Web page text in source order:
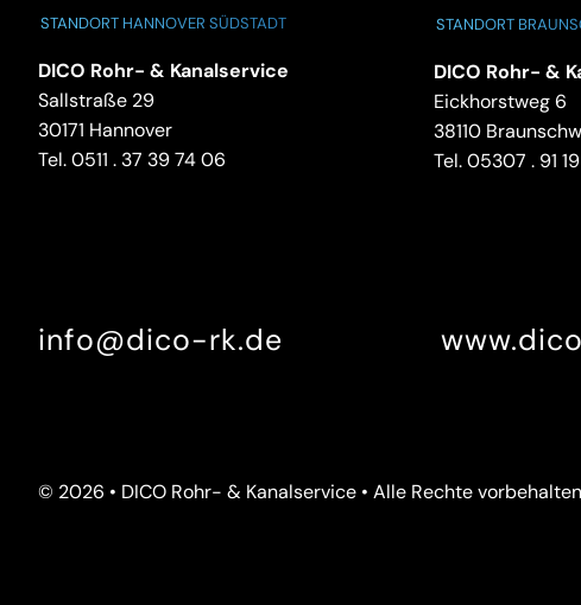
STANDORT HANNOVER SÜDSTADT
DICO Rohr- & Kanalservice
Sallstraße 29
30171 Hannover
Tel.0511 . 37 39 74 06
STANDORT
DICO Rohr- &
Eickhorstweg 6
38110
Tel. 05307 . 91
info@dico-rk.de
© 2026 • DICO Rohr- & Kanalservice • Alle Rechte vorbehalten